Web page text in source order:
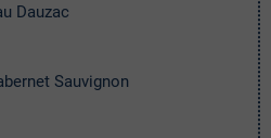
Dauzac
Sauvignon